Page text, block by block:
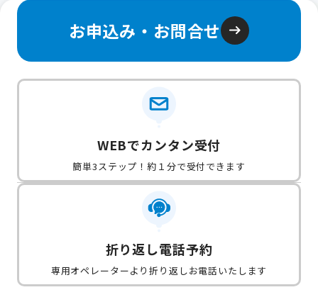
お申込み・お問合せ
WEBでカンタン受付
簡単3ステップ！約１分で受付できます
折り返し電話予約
専用オペレーターより折り返しお電話いたします